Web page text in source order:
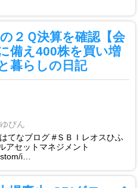
２Ｑ決算を確認【会
備え400株を買い増
暮らしの日記
ゆぴん
てなブログ #ＳＢＩレオスひふ
アセットマネジメント
i…